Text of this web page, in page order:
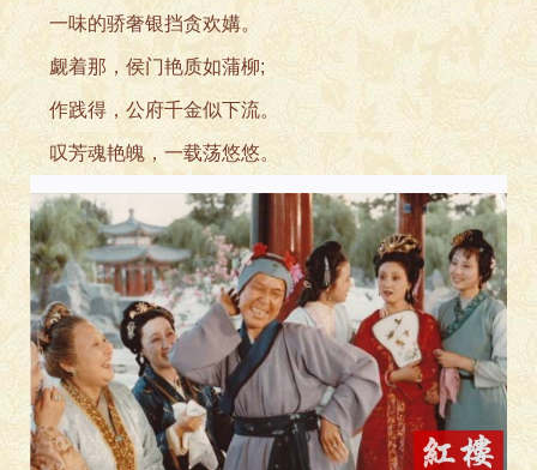
一味的骄奢银挡贪欢媾。
觑着那，侯门艳质如蒲柳;
作践得，公府千金似下流。
叹芳魂艳魄，一载荡悠悠。